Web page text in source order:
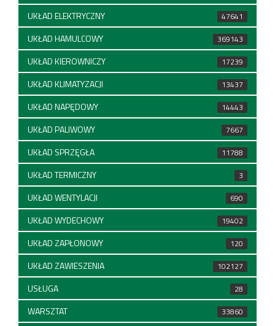
UKŁAD ELEKTRYCZNY 47641
UKŁAD HAMULCOWY 369143
UKŁAD KIEROWNICZY 17239
UKŁAD KLIMATYZACJI 13437
UKŁAD NAPĘDOWY 14443
UKŁAD PALIWOWY 7667
UKŁAD SPRZĘGŁA 11788
UKŁAD TERMICZNY 3
UKŁAD WENTYLACJI 690
UKŁAD WYDECHOWY 19402
UKŁAD ZAPŁONOWY 120
UKŁAD ZAWIESZENIA 102127
USŁUGA 28
WARSZTAT 33860